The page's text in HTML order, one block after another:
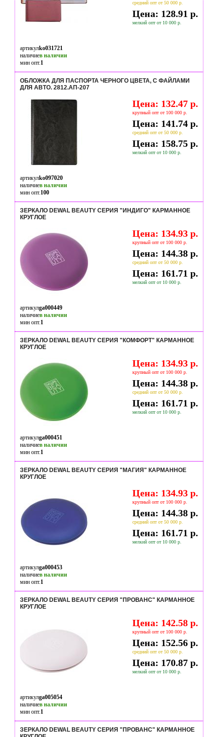
средний опт от 50 000 р.
Цена: 128.91 р.
мелкий опт от 10 000 р.
артикулko031721
наличиев наличии
мин опт.1
ОБЛОЖКА ДЛЯ ПАСПОРТА ЧЕРНОГО ЦВЕТА, С ФАЙЛАМИ
ДЛЯ АВТО. 2812.АП-207
Цена: 132.47 р.
крупный опт от 100 000 р.
Цена: 141.74 р.
средний опт от 50 000 р.
Цена: 158.75 р.
мелкий опт от 10 000 р.
артикулko097020
наличиев наличии
мин опт.100
ЗЕРКАЛО DEWAL BEAUTY СЕРИЯ "ИНДИГО" КАРМАННОЕ
КРУГЛОЕ
Цена: 134.93 р.
крупный опт от 100 000 р.
Цена: 144.38 р.
средний опт от 50 000 р.
Цена: 161.71 р.
мелкий опт от 10 000 р.
артикулga000449
наличиев наличии
мин опт.1
ЗЕРКАЛО DEWAL BEAUTY СЕРИЯ "КОМФОРТ" КАРМАННОЕ
КРУГЛОЕ
Цена: 134.93 р.
крупный опт от 100 000 р.
Цена: 144.38 р.
средний опт от 50 000 р.
Цена: 161.71 р.
мелкий опт от 10 000 р.
артикулga000451
наличиев наличии
мин опт.1
ЗЕРКАЛО DEWAL BEAUTY СЕРИЯ "МАГИЯ" КАРМАННОЕ
КРУГЛОЕ
Цена: 134.93 р.
крупный опт от 100 000 р.
Цена: 144.38 р.
средний опт от 50 000 р.
Цена: 161.71 р.
мелкий опт от 10 000 р.
артикулga000453
наличиев наличии
мин опт.1
ЗЕРКАЛО DEWAL BEAUTY СЕРИЯ "ПРОВАНС" КАРМАННОЕ
КРУГЛОЕ
Цена: 142.58 р.
крупный опт от 100 000 р.
Цена: 152.56 р.
средний опт от 50 000 р.
Цена: 170.87 р.
мелкий опт от 10 000 р.
артикулga005054
наличиев наличии
мин опт.1
ЗЕРКАЛО DEWAL BEAUTY СЕРИЯ "ПРОВАНС" КАРМАННОЕ